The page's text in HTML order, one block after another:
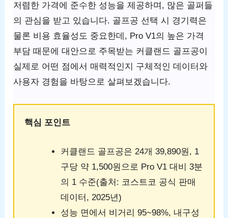
저렴한 가격에 준수한 성능을 제공하며, 많은 골퍼들
의 관심을 받고 있습니다. 골프공 선택 시 경기력은
물론 비용 효율성도 중요한데, Pro V1의 높은 가격
부담 때문에 대안으로 주목받는 커클랜드 골프공이
실제로 어떤 점에서 매력적인지 구체적인 데이터와
사용자 경험을 바탕으로 살펴보겠습니다.
핵심 포인트
커클랜드 골프공은 24개 39,890원, 1
구당 약 1,500원으로 Pro V1 대비 3분
의 1 수준(출처: 코스트코 공식 판매
데이터, 2025년)
성능 면에서 비거리 95~98%, 내구성